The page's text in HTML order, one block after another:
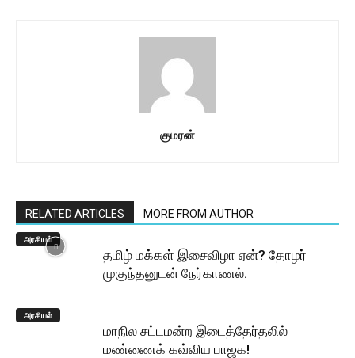
குமரன்
RELATED ARTICLES MORE FROM AUTHOR
அரசியல்
தமிழ் மக்கள் இசைவிழா ஏன்? தோழர்
முகுந்தனுடன் நேர்காணல்.
அரசியல்
மாநில சட்டமன்ற இடைத்தேர்தலில்
மண்ணைக் கவ்விய பாஜக!